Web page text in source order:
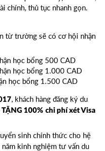
chính, thủ tục nhanh gọn.
từ trường sẽ có cơ hội nhận
học bổng 500 CAD
học bổng 1.000 CAD
học bổng 1.500 CAD
, khách hàng đăng ký du
TẶNG 100% chi phí xét Visa
sinh chính thức cho hệ
kinh nghiệm tư vấn du